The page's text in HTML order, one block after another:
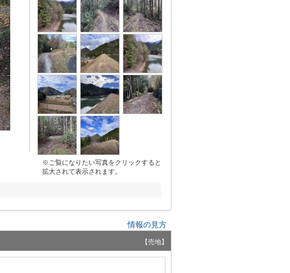
※ご覧になりたい写真をクリックすると
拡大されて表示されます。
情報の見方
【売地】